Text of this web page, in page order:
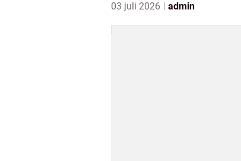
03 juli 2026 admin